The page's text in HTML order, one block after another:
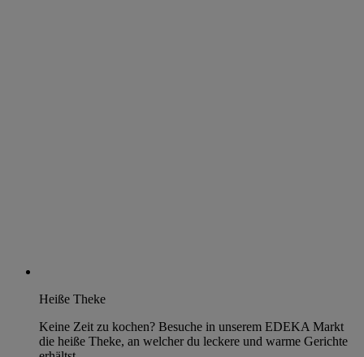
Heiße Theke
Keine Zeit zu kochen? Besuche in unserem EDEKA Markt
die heiße Theke, an welcher du leckere und warme Gerichte